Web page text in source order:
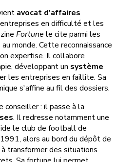
avocat d'affaires
en difficulté et les
Fortune le cite parmi les
monde. Cette reconnaissance
expertise. Il collabore
développant un système
les entreprises en faillite. Sa
s'affine au fil des dossiers.
conseiller : il passe à la
. Il redresse notamment une
le club de football de
alors au bord du dépôt de
transformer des situations